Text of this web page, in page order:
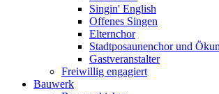
Singin' English
Offenes Singen
Elternchor
Stadtposaunenchor und
Gastveranstalter
Freiwillig engagiert
Bauwerk